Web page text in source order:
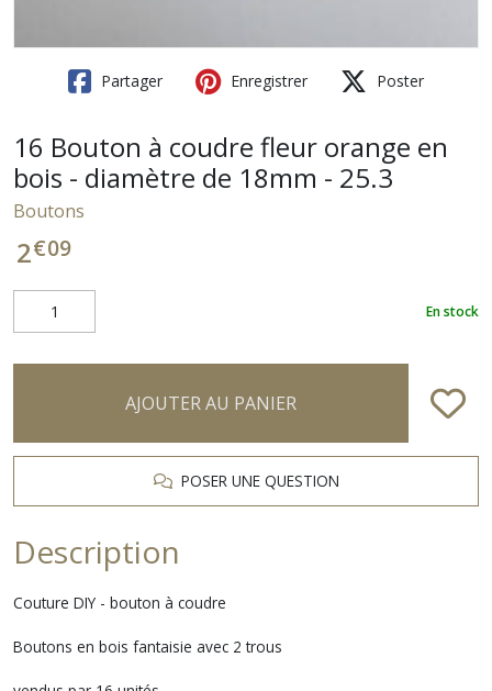
Partager Enregistrer Poster
16 Bouton à coudre fleur orange en
bois - diamètre de 18mm - 25.3
Boutons
2€09
En stock
AJOUTER AU PANIER
POSER UNE QUESTION
Description
Couture DIY - bouton à coudre
Boutons en bois fantaisie avec 2 trous